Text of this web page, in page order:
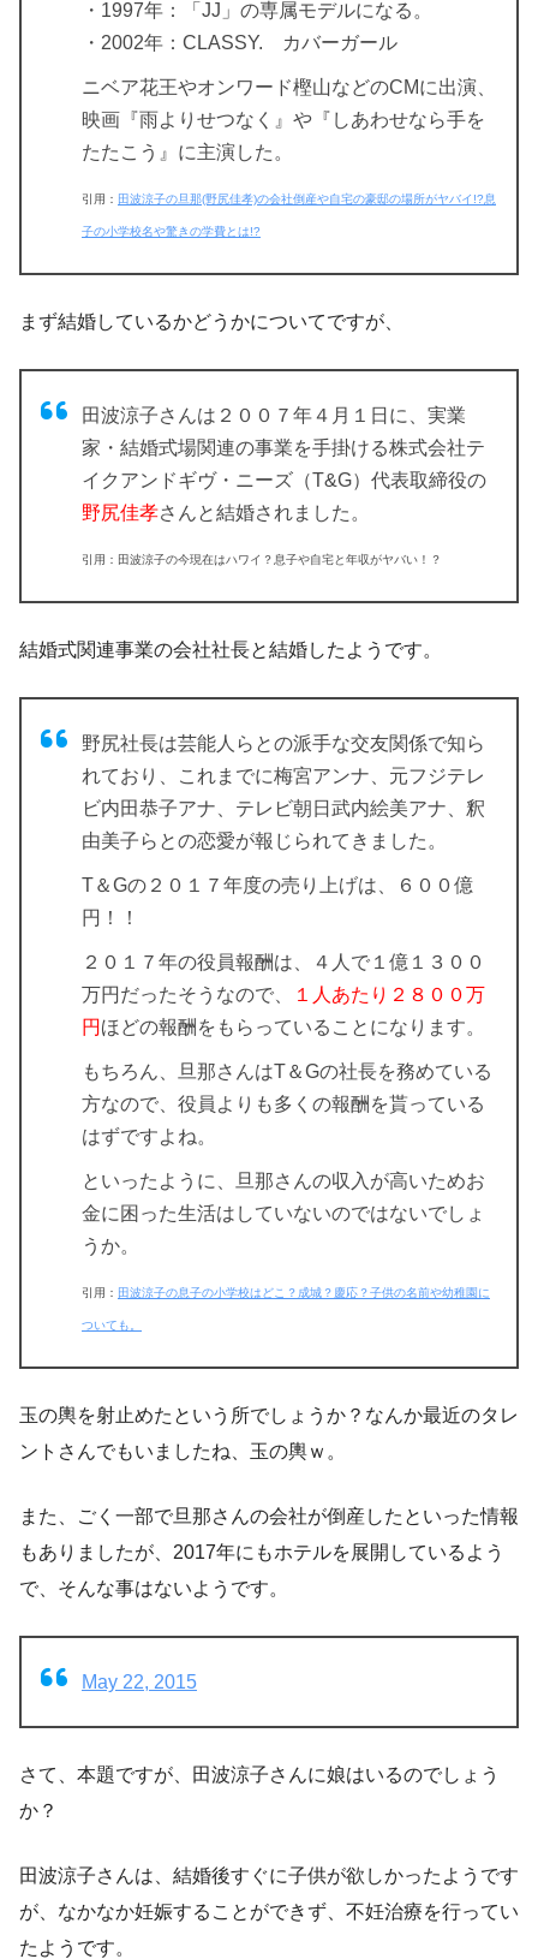
・1997年：「JJ」の専属モデルになる。
・2002年：CLASSY. カバーガール
ニベア花王やオンワード樫山などのCMに出演、
映画『雨よりせつなく』や『しあわせなら手を
たたこう』に主演した。
引用： 田波涼子の旦那(野尻佳孝)の会社倒産や自宅の豪邸の場所がヤバイ!?息
子の小学校名や驚きの学費とは!?
まず結婚しているかどうかについてですが、
田波涼子さんは ２００７年４月１日 に、実業
家・結婚式場関連の事業を手掛ける株式会社テ
イクアンドギヴ・ニーズ（T&G） 代表取締役の
野尻佳孝さんと結婚されました。
引用：田波涼子の今現在はハワイ？息子や自宅と年収がヤバい！？
結婚式関連事業の会社社長と結婚したようです。
野尻社長は芸能人らとの派手な交友関係で知ら
れており、これまでに梅宮アンナ、元フジテレ
ビ内田恭子アナ、テレビ朝日武内絵美アナ、釈
由美子らとの恋愛が報じられてきました。
T＆Gの２０１７年度の売り上げは、６００億
円！！
２０１７年の役員報酬は、４人で１億１３００
万円だったそうなので、
１人あたり２８００万
円 ほどの報酬をもらっていることになります。
もちろん、 旦那さんはT＆Gの社長を務めている
方なので、 役員よりも多くの報酬を貰っている
はずですよね。
といったように、 旦那さんの収入が高いためお
金に困った生活はしていないのではないでしょ
うか。
引用： 田波涼子の息子の小学校はどこ？成城？慶応？子供の名前や幼稚園に
ついても。
玉の輿を射止めたという所でしょうか？なんか最近のタレ
ントさんでもいましたね、玉の輿ｗ。
また、ごく一部で旦那さんの会社が倒産したといった情報
もありましたが、2017年にもホテルを展開しているよう
で、そんな事はないようです。
May 22, 2015
さて、本題ですが、田波涼子さんに娘はいるのでしょう
か ？
田波涼子さんは、結婚後すぐに子供が欲しかったようです
が、なかなか妊娠することができず、 不妊治療を行ってい
たようです。